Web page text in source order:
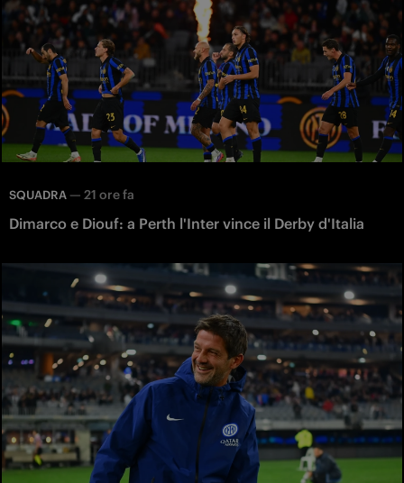
SQUADRA — 21 ore fa
Dimarco e Diouf: a Perth l'Inter vince il Derby d'Italia